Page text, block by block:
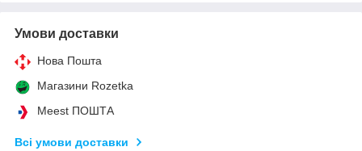
Умови доставки
Нова Пошта
Магазини Rozetka
Meest ПОШТА
Всі умови доставки